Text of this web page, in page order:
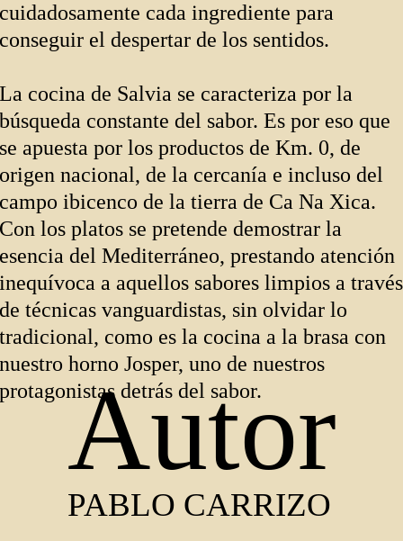
cuidadosamente cada ingrediente para
conseguir el despertar de los sentidos.
La cocina de Salvia se caracteriza por la
búsqueda constante del sabor. Es por eso que
se apuesta por los productos de Km. 0, de
origen nacional, de la cercanía e incluso del
campo ibicenco de la tierra de Ca Na Xica.
Con los platos se pretende demostrar la
esencia del Mediterráneo, prestando atención
inequívoca a aquellos sabores limpios a través
de técnicas vanguardistas, sin olvidar lo
tradicional, como es la cocina a la brasa con
nuestro horno Josper, uno de nuestros
protagonistas detrás del sabor.
Autor
PABLO CARRIZO